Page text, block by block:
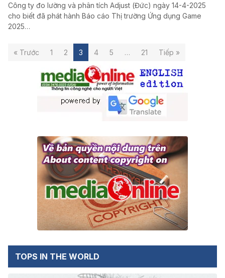
Công ty đo lường và phân tích Adjust (Đức) ngày 14-4-2025
cho biết đã phát hành Báo cáo Thị trường Ứng dụng Game
2025…
« Trước 1 2 3 4 5 … 21 Tiếp »
TOPS IN THE WORLD